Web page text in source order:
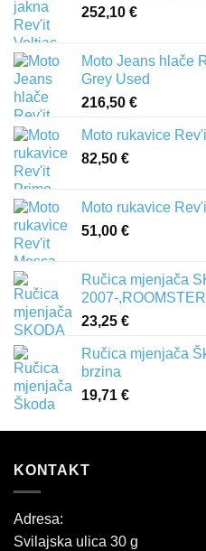
252,10 €
Moto Jeans hlače
Grey Used
216,50 €
Moto rukavice
82,50 €
Moto rukavice
51,00 €
Ručica mjenjača
2007-
23,25 €
Ručica mjenjača
brzina
19,71 €
KONTAKT
Adresa:
Svilajska ulica 30 g